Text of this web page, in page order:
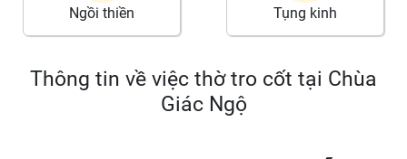
Ngồi thiền Tụng kinh
Thông tin về việc thờ tro cốt tại Chùa
Giác Ngộ